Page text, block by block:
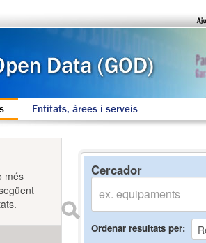
Entitats, àrees i serveis
Cercador
Ordenar resultats per
més